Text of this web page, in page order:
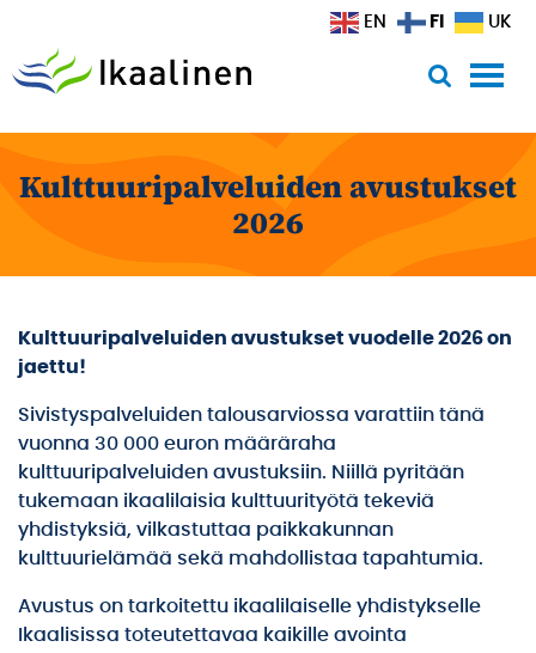
Kulttuuripalveluiden avustukset
2026
Kulttuuripalveluiden avustukset vuodelle 2026 on
jaettu!
Sivistyspalveluiden talousarviossa varattiin tänä
vuonna 30 000 euron määräraha
kulttuuripalveluiden avustuksiin. Niillä pyritään
tukemaan ikaalilaisia kulttuurityötä tekeviä
yhdistyksiä, vilkastuttaa paikkakunnan
kulttuurielämää sekä mahdollistaa tapahtumia.
Avustus on tarkoitettu ikaalilaiselle yhdistykselle
Ikaalisissa toteutettavaa kaikille avointa
EN FI UK